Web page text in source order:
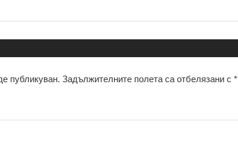
публикуван. Задължителните полета са отбелязани с*